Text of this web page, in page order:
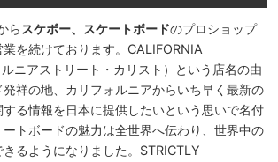
ら スケボー、スケートボードのプロショップ
業を続けております。CALIFORNIA
ニアストリート・カリスト）という店名の由
祥の地、カリフォルニアからいち早く最新の
る情報を日本に提供したいという思いで名付
トボードの魅力は全世界へ伝わり、世界中の
るようになりました。STRICTLY